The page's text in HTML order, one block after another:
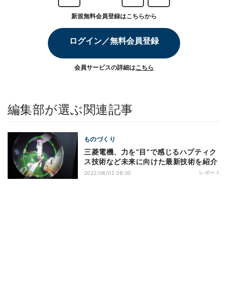
新規無料会員登録はこちらから
ログイン／無料会員登録
会員サービスの詳細はこちら
編集部が選ぶ関連記事
ものづくり
三菱電機、力を“目”で感じるハプティク
ス技術など未来に向けた最新技術を紹介
2022/06/02 08:00 レポート